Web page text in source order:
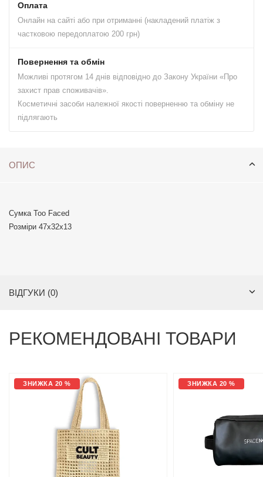
Оплата
Онлайн на сайті або при отриманні (накладений платіж з
частковою передоплатою 200 грн)
Повернення та обмін
Можливі протягом 14 днів відповідно до Закону України «Про
захист прав споживачів».
Косметичні засоби належної якості поверненню та обміну не
підлягають
ОПИС
Сумка Too Faced
Розміри 47х32х13
ВІДГУКИ (0)
РЕКОМЕНДОВАНІ ТОВАРИ
ЗНИЖКА 20 % ЗНИЖКА 20 %